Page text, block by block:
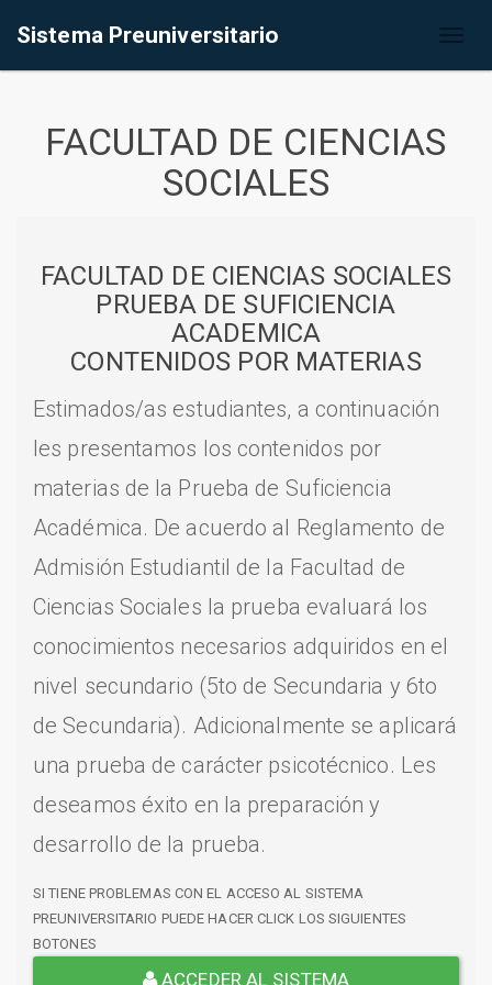
Sistema Preuniversitario
FACULTAD DE CIENCIAS
SOCIALES
FACULTAD DE CIENCIAS SOCIALES
PRUEBA DE SUFICIENCIA
ACADEMICA
CONTENIDOS POR MATERIAS
Estimados/as estudiantes, a continuación
les presentamos los contenidos por
materias de la Prueba de Suficiencia
Académica. De acuerdo al Reglamento de
Admisión Estudiantil de la Facultad de
Ciencias Sociales la prueba evaluará los
conocimientos necesarios adquiridos en el
nivel secundario (5to de Secundaria y 6to
de Secundaria). Adicionalmente se aplicará
una prueba de carácter psicotécnico. Les
deseamos éxito en la preparación y
desarrollo de la prueba.
SI TIENE PROBLEMAS CON EL ACCESO AL SISTEMA
PREUNIVERSITARIO PUEDE HACER CLICK LOS SIGUIENTES
BOTONES
ACCEDER AL SISTEMA